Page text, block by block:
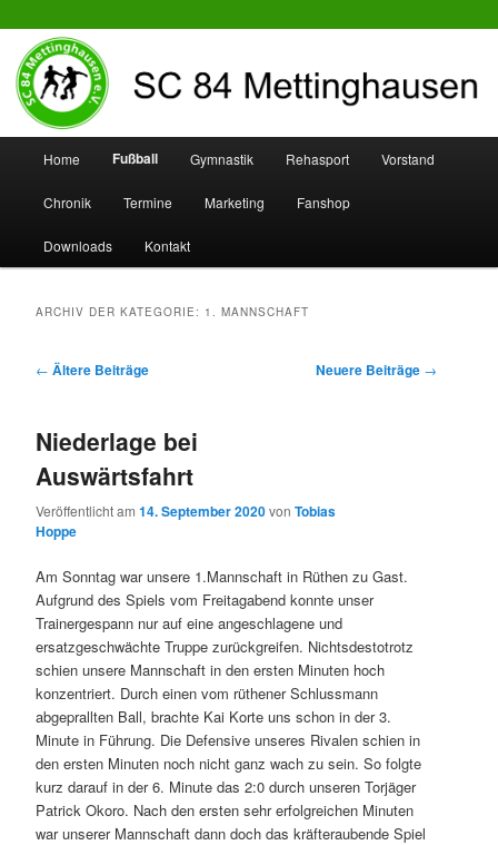
SC 84 Mettinghausen
Zum
Inhalt
wechseln
Zum
sekundären
Inhalt
wechseln
Home Fußball Gymnastik Rehasport Vorstand
Chronik Termine Marketing Fanshop
Downloads Kontakt
ARCHIV DER KATEGORIE: 1. MANNSCHAFT
Beitrags-
← Ältere Beiträge Neuere Beiträge →
Niederlage bei
Auswärtsfahrt
Veröffentlicht am14. September 2020vonTobias
Hoppe
Am Sonntag war unsere 1.Mannschaft in Rüthen zu Gast.
Aufgrund des Spiels vom Freitagabend konnte unser
Trainergespann nur auf eine angeschlagene und
ersatzgeschwächte Truppe zurückgreifen. Nichtsdestotrotz
schien unsere Mannschaft in den ersten Minuten hoch
konzentriert. Durch einen vom rüthener Schlussmann
abgeprallten Ball, brachte Kai Korte uns schon in der 3.
Minute in Führung. Die Defensive unseres Rivalen schien in
den ersten Minuten noch nicht ganz wach zu sein. So folgte
kurz darauf in der 6. Minute das 2:0 durch unseren Torjäger
Patrick Okoro. Nach den ersten sehr erfolgreichen Minuten
war unserer Mannschaft dann doch das kräfteraubende Spiel